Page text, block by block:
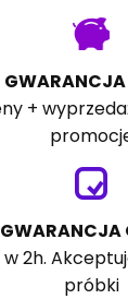
GWARANCJA
+
GWARANCJA
2h.
próbki